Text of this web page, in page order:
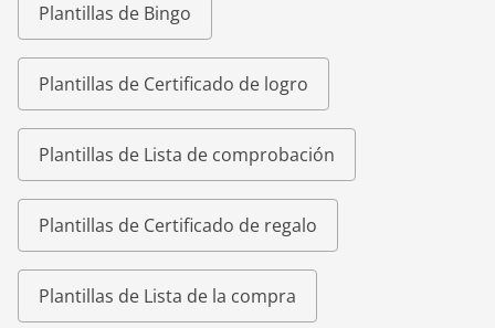
Plantillas de Bingo
Plantillas de Certificado de logro
Plantillas de Lista de comprobación
Plantillas de Certificado de regalo
Plantillas de Lista de la compra